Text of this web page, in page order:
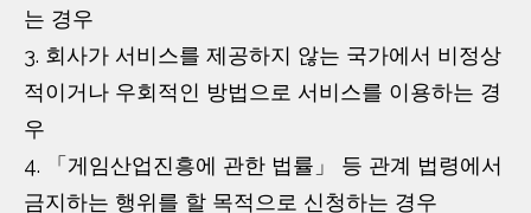
는 경우
3. 회사가 서비스를 제공하지 않는 국가에서 비정상
적이거나 우회적인 방법으로 서비스를 이용하는 경
우
4. 「게임산업진흥에 관한 법률」 등 관계 법령에서
금지하는 행위를 할 목적으로 신청하는 경우